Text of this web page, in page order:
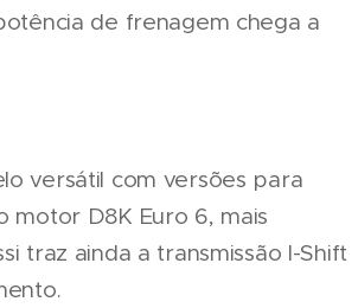
de frenagem chega a
versátil com versões para
motor D8K Euro 6, mais
traz ainda a transmissão I-Shift